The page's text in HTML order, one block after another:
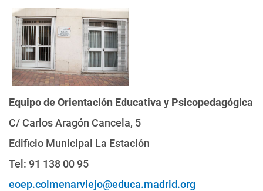
Equipo de Orientación Educativa y Psicopedagógica
C/ Carlos Aragón Cancela, 5
Edificio Municipal La Estación
Tel: 91 138 00 95
eoep.colmenarviejo@educa.madrid.org